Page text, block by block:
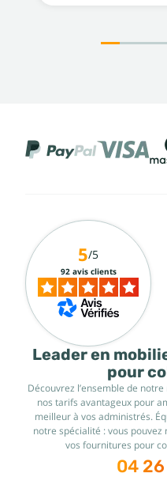
Leader en
pour
Découvrez l’ensemble de
nos tarifs avantageux pour
meilleur à vos administrés.
notre spécialité : vous
vos fournitures pour
04 26
5/5
92 avis clients